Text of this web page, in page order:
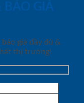
BÁO GIÁ
giá đầy đủ &
thị trường!